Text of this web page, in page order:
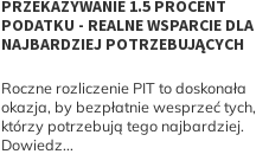
PRZEKAZYWANIE 1.5 PROCENT
PODATKU - REALNE WSPARCIE DLA
NAJBARDZIEJ POTRZEBUJĄCYCH
Roczne rozliczenie PIT to doskonała
okazja, by bezpłatnie wesprzeć tych,
którzy potrzebują tego najbardziej.
Dowiedz...